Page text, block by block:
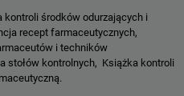
kontroli środków odurzających i
recept farmaceutycznych,
i techników
stołów kontrolnych, Książka kontroli